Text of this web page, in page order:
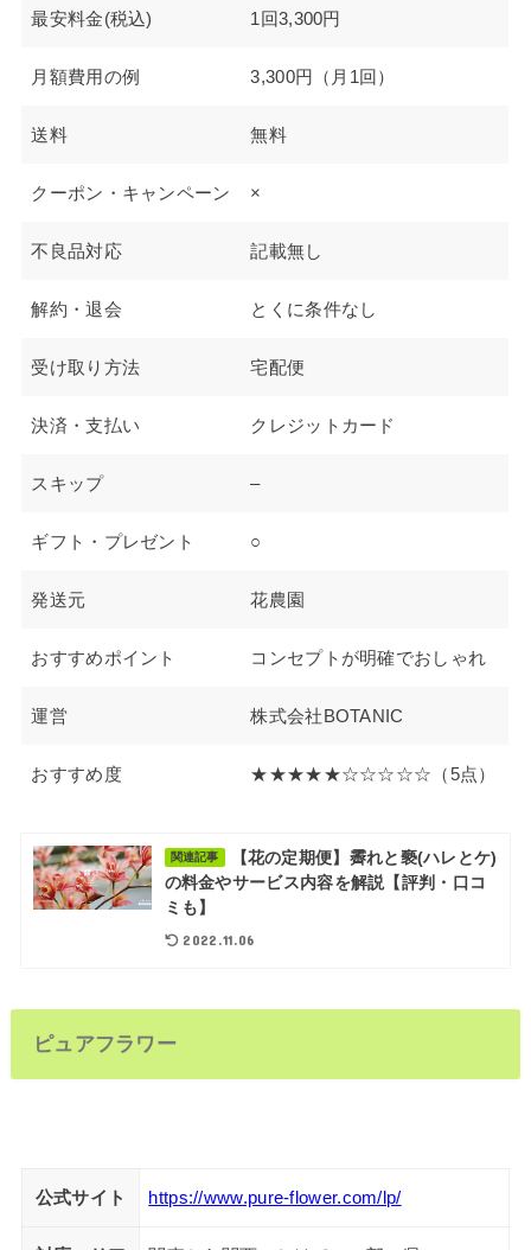
最安料金(税込) 1回3,300円
月額費用の例 3,300円（月1回）
送料 無料
クーポン・キャンペーン ×
不良品対応 記載無し
解約・退会 とくに条件なし
受け取り方法 宅配便
決済・支払い クレジットカード
スキップ –
ギフト・プレゼント ○
発送元 花農園
おすすめポイント コンセプトが明確でおしゃれ
運営 株式会社BOTANIC
おすすめ度 ★★★★★☆☆☆☆☆（5点）
関連記事
【花の定期便】霽れと褻(ハレとケ)
の料金やサービス内容を解説【評判・口コ
ミも】
2022.11.06
ピュアフラワー
公式サイト https://www.pure-flower.com/lp/